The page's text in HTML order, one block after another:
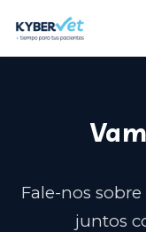
Fale-nos
juntos